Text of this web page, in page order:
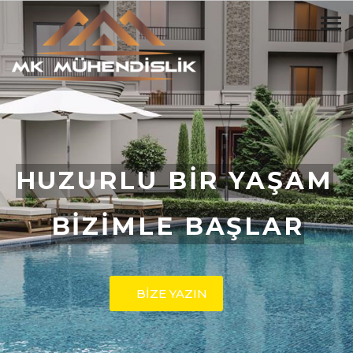
BİZİMLE BAŞLAR
BİZE YAZIN
HUZURLU BİR YAŞAM